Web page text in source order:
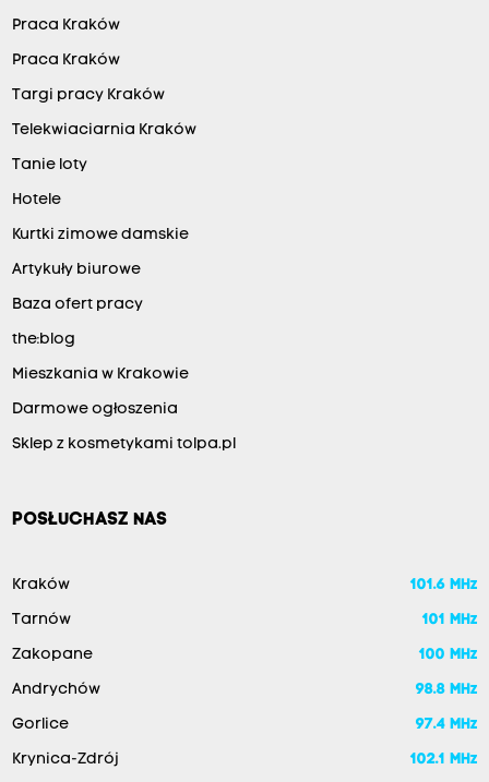
Praca Kraków
Praca Kraków
Targi pracy Kraków
Telekwiaciarnia Kraków
Tanie loty
Hotele
Kurtki zimowe damskie
Artykuły biurowe
Baza ofert pracy
the:blog
Mieszkania w Krakowie
Darmowe ogłoszenia
Sklep z kosmetykami tolpa.pl
POSŁUCHASZ NAS
Kraków 101.6 MHz
Tarnów 101 MHz
Zakopane 100 MHz
Andrychów 98.8 MHz
Gorlice 97.4 MHz
Krynica-Zdrój 102.1 MHz